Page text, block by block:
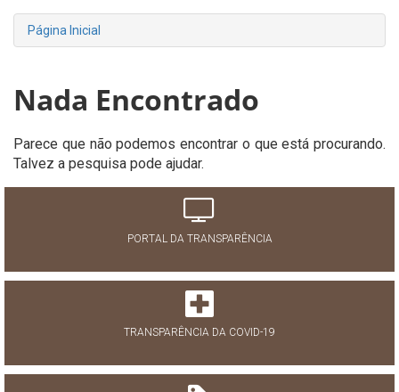
Página Inicial
Nada Encontrado
Parece que não podemos encontrar o que está procurando.
Talvez a pesquisa pode ajudar.
PORTAL DA TRANSPARÊNCIA
TRANSPARÊNCIA DA COVID-19